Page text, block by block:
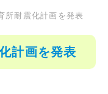
所耐震化計画を発表
計画を発表